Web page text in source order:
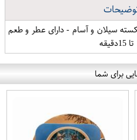
سیلان و آسام - دارای عطر و طعم
برای شما